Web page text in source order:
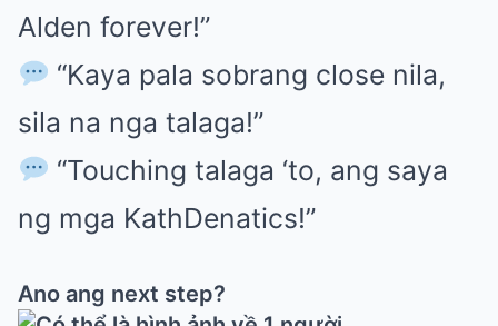
Alden forever!”
“Kaya pala sobrang close nila,
sila na nga talaga!”
“Touching talaga ‘to, ang saya
ng mga KathDenatics!”
Ano ang next step?